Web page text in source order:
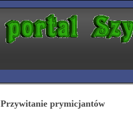
Przywitanie prymicjantów